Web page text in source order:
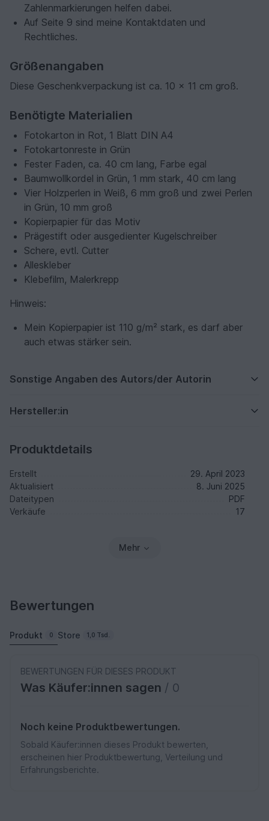
Zahlenmarkierungen helfen dabei.
Auf Seite 9 sind meine Kontaktdaten und
Rechtliches.
Größenangaben
Diese Geschenkverpackung ist ca. 10 x 11 cm groß.
Benötigte Materialien
Fotokarton in Rot, 1 Blatt DIN A4
Fotokartonreste in Grün
Fester Faden, ca. 40 cm lang, Farbe egal
Baumwollkordel in Grün, 1 mm stark, 40 cm lang
Vier Holzperlen in Weiß, 6 mm groß und zwei Perlen
in Grün, 10 mm groß
Kopierpapier für das Motiv
Prägestift oder ausgedienter Kugelschreiber
Schere, evtl. Cutter
Alleskleber
Klebefilm, Malerkrepp
Hinweis:
Mein Kopierpapier ist 110 g/m² stark, es darf aber
auch etwas stärker sein.
Sonstige Angaben des Autors/der Autorin
Hersteller:in
Produktdetails
Erstellt
29. April 2023
Aktualisiert
8. Juni 2025
Dateitypen
PDF
Verkäufe
17
Mehr
Bewertungen
Produkt 0 Store 1,0 Tsd.
BEWERTUNGEN FÜR DIESES PRODUKT
Was Käufer:innen sagen / 0
Noch keine Produktbewertungen.
Sobald Käufer:innen dieses Produkt bewerten,
erscheinen hier Produktbewertung, Verteilung und
Erfahrungsberichte.